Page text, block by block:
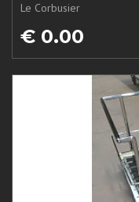
Le Corbusier
€ 0.00